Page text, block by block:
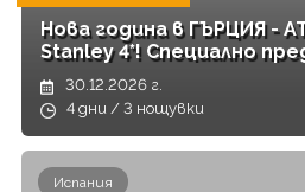
Нова година в ГЪРЦИЯ - АТИНА - хотел The
Stanley 4*! Специално
30.12.2026 г.
4 дни / 3 нощувки
Испания